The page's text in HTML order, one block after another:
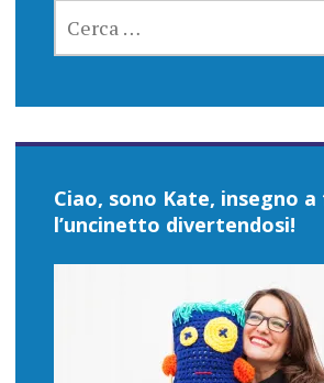
PER:
Ciao, sono Kate, insegno a
l’uncinetto divertendosi!